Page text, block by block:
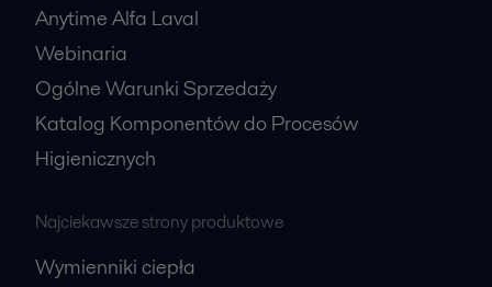
Anytime Alfa Laval
Webinaria
Ogólne Warunki Sprzedaży
Katalog Komponentów do Procesów
Higienicznych
Najciekawsze strony produktowe
Wymienniki ciepła